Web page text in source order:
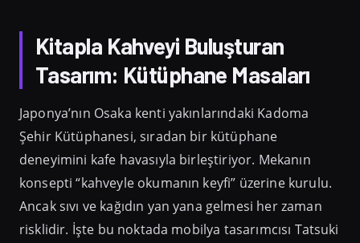
Kitapla Kahveyi Buluşturan
Tasarım: Kütüphane Masaları
Japonya’nın Osaka kenti yakınlarındaki Kadoma
Şehir Kütüphanesi, sıradan bir kütüphane
deneyimini kafe havasıyla birleştiriyor. Mekanın
konsepti “kahveyle okumanın keyfi” üzerine kurulu.
Ancak sıvı ve kağıdın yan yana gelmesi her zaman
risklidir. İşte bu noktada mobilya tasarımcısı Tatsuki